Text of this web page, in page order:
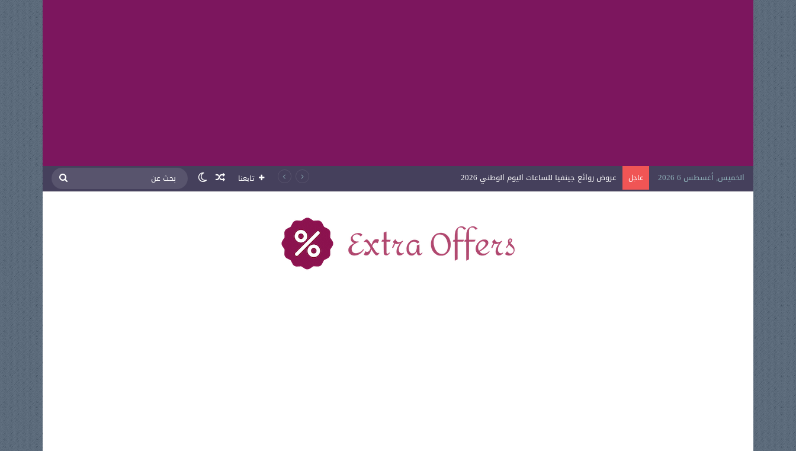
الخميس, أغسطس 6 2026 عاجل عروض روائع جينفيا للساعات اليوم الوطني 2026 تابعنا مقال عشوائي
الوضع المظلم
بحث